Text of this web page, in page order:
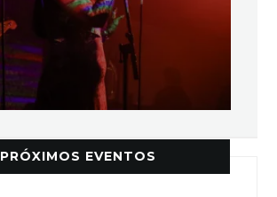
PRÓXIMOS EVENTOS